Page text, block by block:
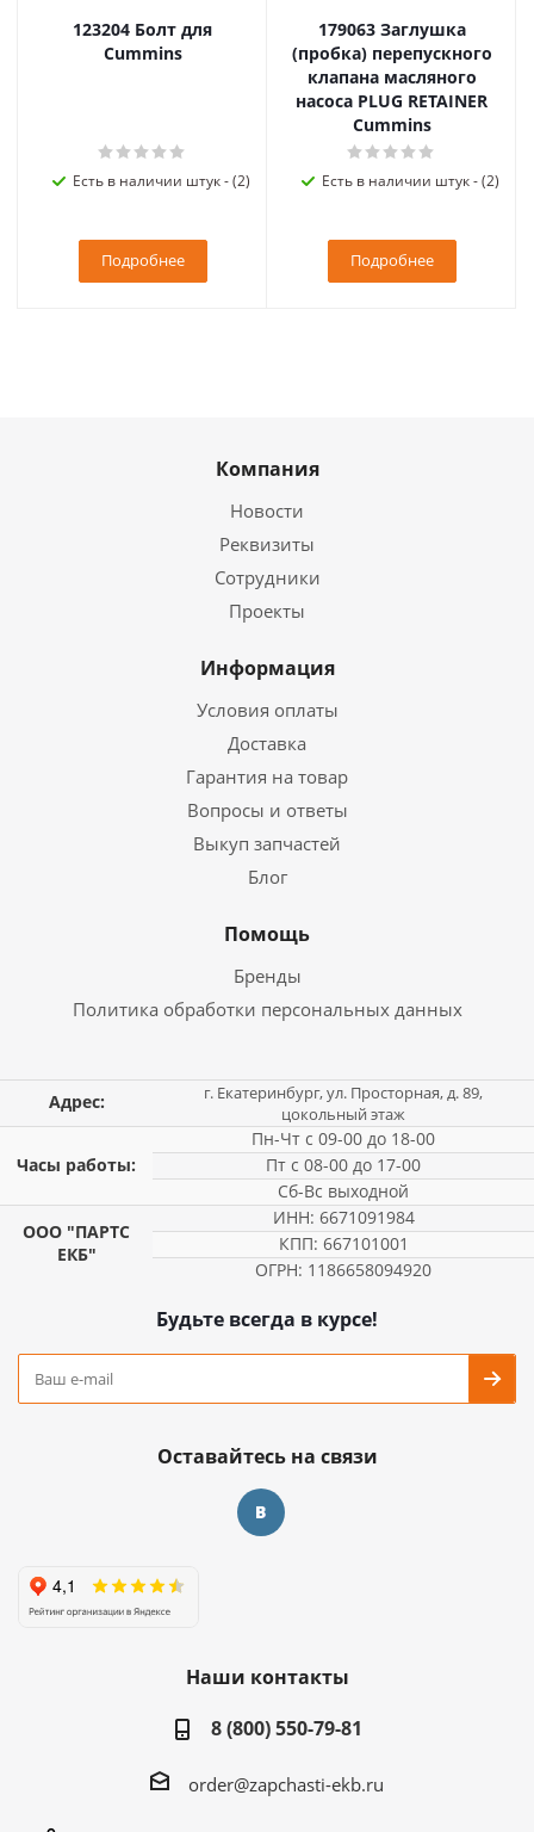
123204 Болт для
Cummins
Есть в наличии штук - (2)
Подробнее
179063 Заглушка
(пробка) перепускного
клапана масляного
насоса PLUG RETAINER
Cummins
Есть в наличии штук - (2)
Подробнее
Компания
Новости
Реквизиты
Сотрудники
Проекты
Информация
Условия оплаты
Доставка
Гарантия на товар
Вопросы и ответы
Выкуп запчастей
Блог
Помощь
Бренды
Политика обработки персональных данных
Адрес:
г. Екатеринбург, ул. Просторная, д. 89,
цокольный этаж
Часы работы:
Пн-Чт с 09-00 до 18-00
Пт с 08-00 до 17-00
Сб-Вс выходной
ООО "ПАРТС
ЕКБ"
ИНН: 6671091984
КПП: 667101001
ОГРН: 1186658094920
Будьте всегда в курсе!
Оставайтесь на связи
Наши контакты
8 (800) 550-79-81
order@zapchasti-ekb.ru